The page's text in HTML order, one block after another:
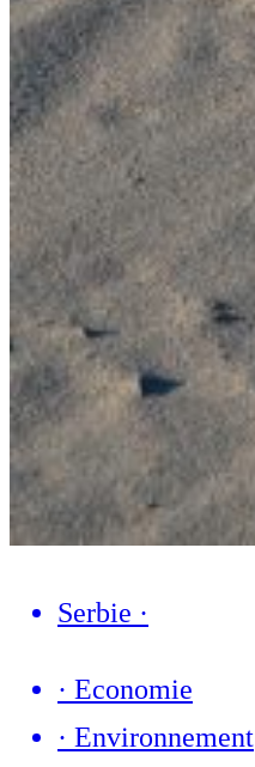
Serbie ·
· Economie
· Environnement